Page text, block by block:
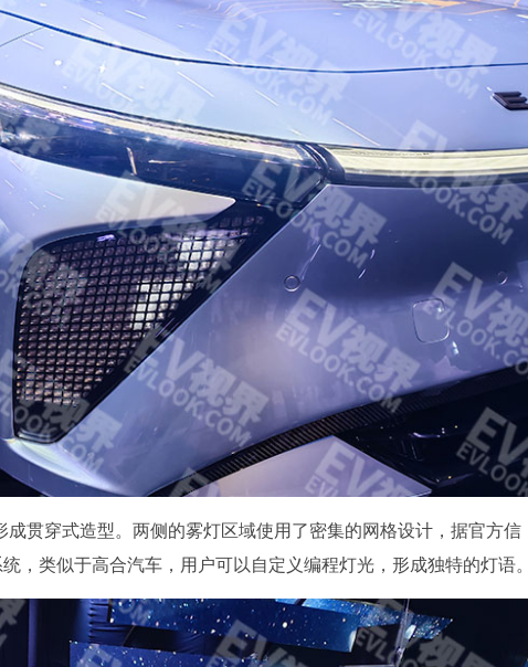
贯穿式造型。两侧的雾灯区域使用了密集的网格设计，据官方信
，类似于高合汽车，用户可以自定义编程灯光，形成独特的灯语